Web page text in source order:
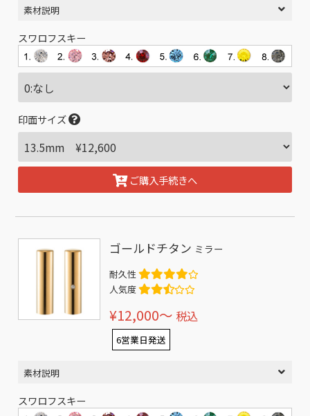
素材説明
スワロフスキー
印面サイズ
ご購入手続きへ
ゴールドチタン ミラー
耐久性
人気度
¥12,000〜 税込
6営業日発送
素材説明
スワロフスキー